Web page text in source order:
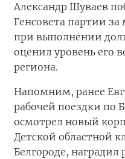
Александр Шуваев
Генсовета партии
при выполнении
оценил уровень его
региона.
Напомним, ранее
рабочей поездки по
осмотрел новый
Детской областной
Белгороде, наградил